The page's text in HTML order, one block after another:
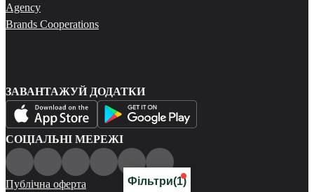
Фільтри(1)
Agency
Brands Cooperations
ЗАВАНТАЖУЙ ДОДАТКИ
СОЦІАЛЬНІ МЕРЕЖІ
Публічна оферта